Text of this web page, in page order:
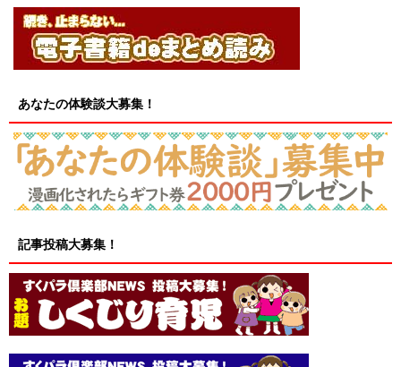
あなたの体験談大募集！
記事投稿大募集！